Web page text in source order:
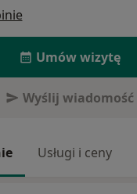
Umów wizytę
Wyślij wiadomość
Usługi i ceny